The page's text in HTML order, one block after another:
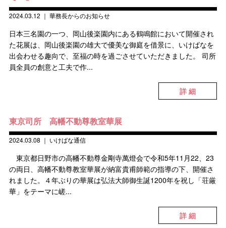
2024.03.12 ｜ 華務長からのお知らせ
日本三名園の一つ、岡山後楽園内にある鶴鳴館において開催され
た花展は、岡山後楽園の雄大で優美な御庭を借景に、いけばなを
出会わせる趣向で、至福の時を過ごさせていただきました。 司所
員全員の創意と工夫で作...
詳 細
東京司所 高幡不動尊教室華展
2024.03.08 ｜ いけばな通信
東京都日野市の高幡不動尊金剛寺萬燈会で令和5年11月22、23
の両日、高幡不動尊教室華展が納富貴甫師範の指導の下、開催さ
れました。４年ぶりの華展は弘法大師御生誕1200年を祝し「荘厳
華」をテーマに嵯...
詳 細